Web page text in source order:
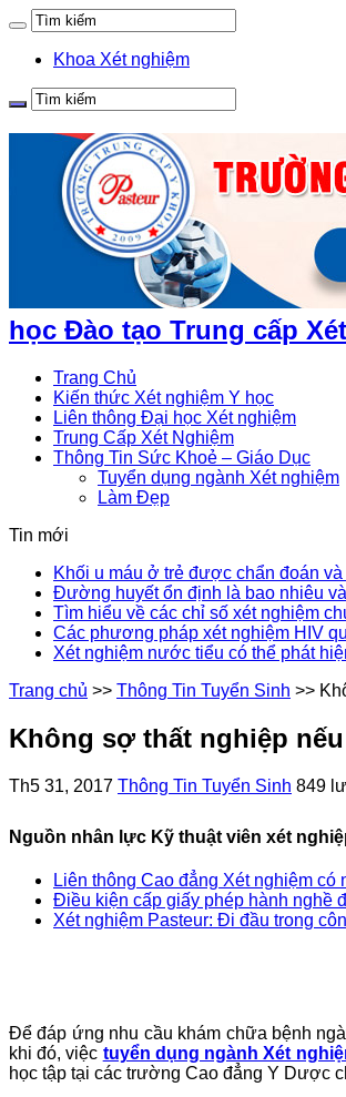
Khoa Xét nghiệm
học Đào tạo Trung cấp
Trang Chủ
Kiến thức Xét nghiệm Y học
Liên thông Đại học Xét nghiệm
Trung Cấp Xét Nghiệm
Thông Tin Sức Khoẻ – Giáo Dục
Tuyển dụng ngành Xét nghiệm
Làm Đẹp
Tin mới
Khối u máu ở trẻ được chẩn đoán
Đường huyết ổn định là bao nhiêu
Tìm hiểu về các chỉ số xét nghiệm
Các phương pháp xét nghiệm HIV
Xét nghiệm nước tiểu có thể phát
Trang chủ >> Thông Tin Tuyển Sinh >>
Không sợ thất nghiệp
Th5 31, 2017 Thông Tin Tuyển Sinh 849
Nguồn nhân lực Kỹ thuật viên xét
Liên thông Cao đẳng Xét nghiệm có
Điều kiện cấp giấy phép hành nghề
Xét nghiệm Pasteur: Đi đầu trong
Để đáp ứng nhu cầu khám chữa bệnh
khi đó, việc tuyển dụng ngành Xét
học tập tại các trường Cao đẳng Y Dược